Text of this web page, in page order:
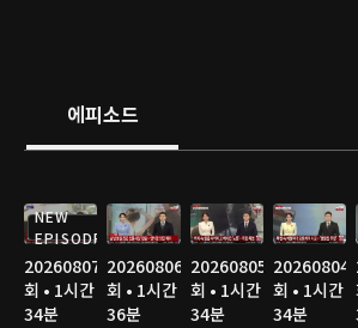
에피소드
NEW
EPISODE
20260807
회 • 1시간
34분
20260806
회 • 1시간
36분
20260805
회 • 1시간
34분
20260804
회 • 1시간
34분